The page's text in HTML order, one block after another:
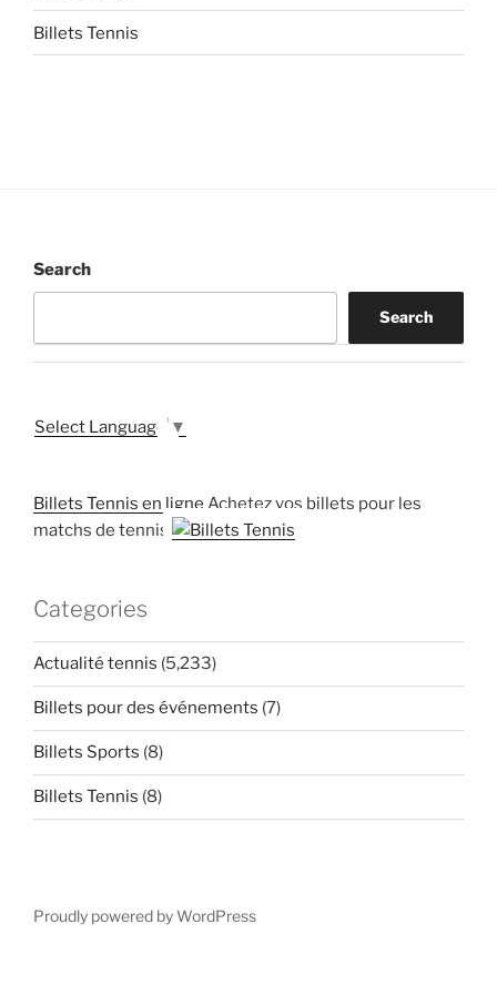
Billets Tennis
Search
Search
Select Language ▼
Billets Tennis en ligne Achetez vos billets pour les
matchs de tennis
Categories
Actualité tennis (5,233)
Billets pour des événements (7)
Billets Sports (8)
Billets Tennis (8)
Proudly powered by WordPress